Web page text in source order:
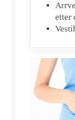
Mor / Barn /etter